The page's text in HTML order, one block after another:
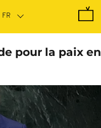
pour la paix en